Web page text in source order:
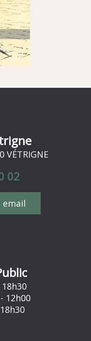
VÉTRIGNE
02
email
12h00